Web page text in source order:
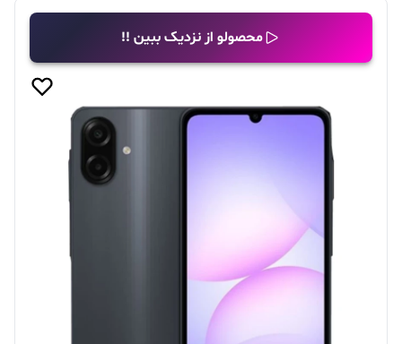
محصولو از نزدیک ببین !!